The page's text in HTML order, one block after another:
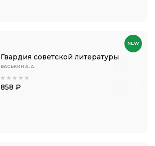
Гвардия советской литературы
ВАСЬКИН А. А.
858 ₽
NEW